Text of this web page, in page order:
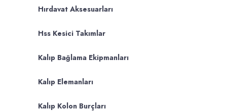
Hırdavat Aksesuarları
Hss Kesici Takımlar
Kalıp Bağlama Ekipmanları
Kalıp Elemanları
Kalıp Kolon Burçları